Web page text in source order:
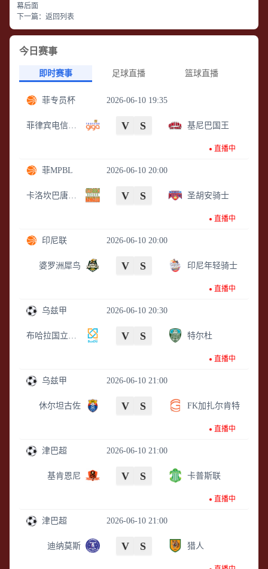
幕后面
下一篇： 返回列表
今日赛事
即时赛事 足球直播 篮球直播
2026-06-10 19:35
菲专员杯
V S 基尼巴国王
直播中
2026-06-10 20:00
菲MPBL
V S 圣胡安骑士
直播中
2026-06-10 20:00
印尼联
婆罗洲犀鸟 V S 印尼年轻骑士
直播中
2026-06-10 20:30
乌兹甲
V S 特尔杜
直播中
2026-06-10 21:00
乌兹甲
休尔坦古佐 V S FK加扎尔肯特
直播中
2026-06-10 21:00
津巴超
基肯恩尼 V S 卡普斯联
直播中
2026-06-10 21:00
津巴超
迪纳莫斯 V S 猎人